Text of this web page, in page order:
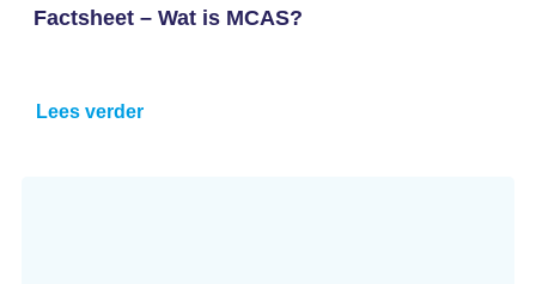
Factsheet – Wat is MCAS?
Lees verder